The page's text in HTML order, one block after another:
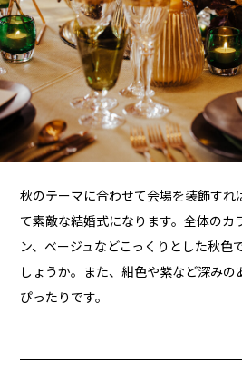
秋のテーマに合わせて会場を装飾すれ
て素敵な結婚式になります。全体のカ
ン、ベージュなどこっくりとした秋色
しょうか。また、紺色や紫など深み
ぴったりです。